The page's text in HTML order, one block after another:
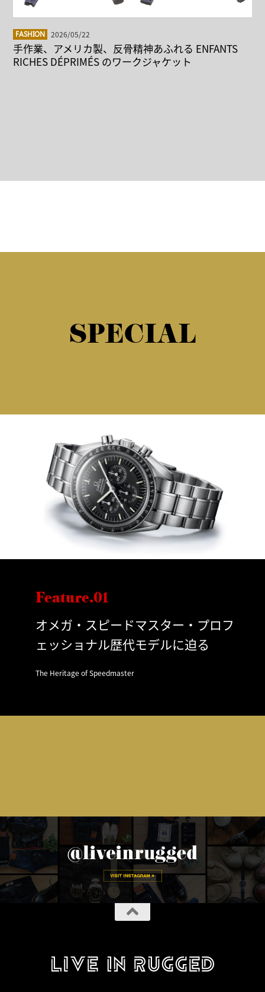
FASHION 2026/05/22
手作業、アメリカ製、反骨精神あふれる ENFANTS
RICHES DÉPRIMÉS のワークジャケット
SPECIAL
Feature.01
オメガ・スピードマスター・プロフ
ェッショナル歴代モデルに迫る
The Heritage of Speedmaster